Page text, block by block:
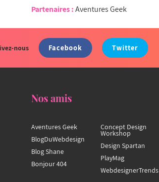
Partenaires :Aventures Geek
nous Facebook Twitter
Nos amis
Aventures Geek
BlogDuWebdesign
Blog Shane
Bonjour 404
Concept Design
Workshop
Design Spartan
PlayMag
WebdesignerTrends